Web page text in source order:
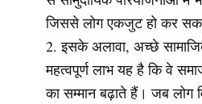
जिससे लोग एकजुट हो कर
इसके अलावा, अच्छे
महत्वपूर्ण लाभ यह है कि वे
का सम्मान बढ़ाते हैं। जब लोग